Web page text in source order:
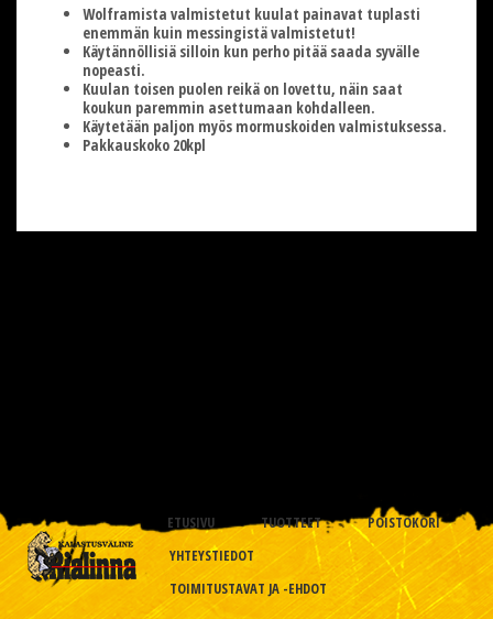
Wolframista valmistetut kuulat painavat tuplasti
enemmän kuin messingistä valmistetut!
Käytännöllisiä silloin kun perho pitää saada syvälle
nopeasti.
Kuulan toisen puolen reikä on lovettu, näin saat
koukun paremmin asettumaan kohdalleen.
Käytetään paljon myös mormuskoiden valmistuksessa.
Pakkauskoko 20kpl
ETUSIVU TUOTTEET
POISTOKORI
YHTEYSTIEDOT
TOIMITUSTAVAT JA -EHDOT